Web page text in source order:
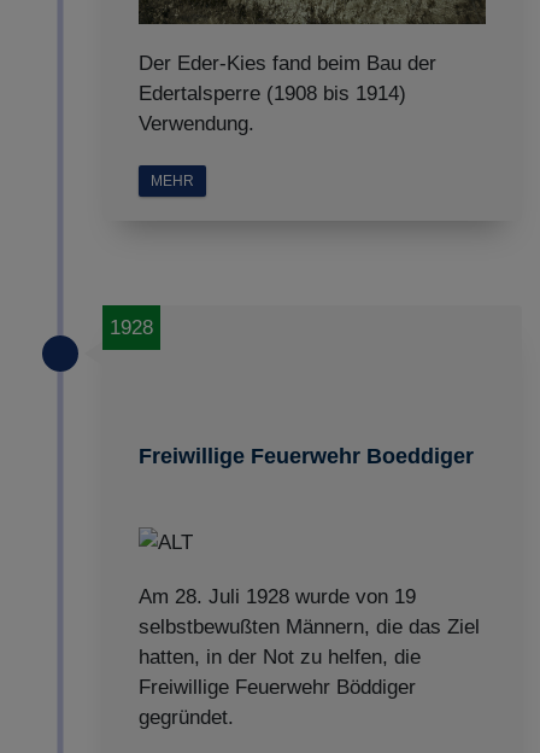
Der Eder-Kies fand beim Bau der
Edertalsperre (1908 bis 1914)
Verwendung.
MEHR
Freiwillige Feuerwehr Boeddiger
1928
Am 28. Juli 1928 wurde von 19
selbstbewußten Männern, die das Ziel
hatten, in der Not zu helfen, die
Freiwillige Feuerwehr Böddiger
gegründet.